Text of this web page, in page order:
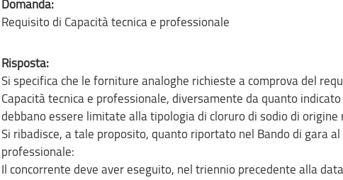
Domanda:
Requisito di Capacità tecnica e professionale
Risposta:
Si specifica che le forniture analoghe richieste a comprova del
Capacità tecnica e professionale, diversamente da quanto
debbano essere limitate alla tipologia di cloruro di sodio di origine
Si ribadisce, a tale proposito, quanto riportato nel Bando di gara
professionale:
Il concorrente deve aver eseguito, nel triennio precedente alla